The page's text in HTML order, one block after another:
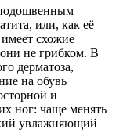
или, как её
схожие
не грибком. В
дерматоза,
на обувь
и
ног: чаще менять
увлажняющий